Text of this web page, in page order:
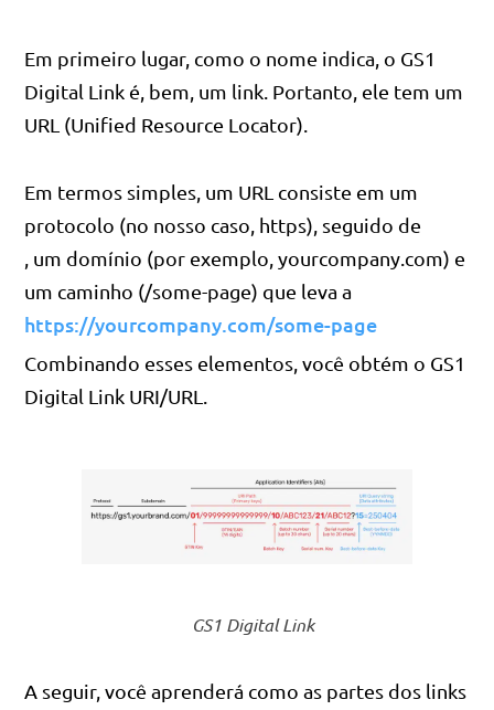
Em primeiro lugar, como o nome indica, o GS1
Digital Link é, bem, um link. Portanto, ele tem um
URL (Unified Resource Locator).
Em termos simples, um URL consiste em um
protocolo (no nosso caso, https), seguido de
, um domínio (por exemplo, yourcompany.com) e
um caminho (/some-page) que leva a
https://yourcompany.com/some-page
Combinando esses elementos, você obtém o GS1
Digital Link URI/URL.
GS1 Digital Link
A seguir, você aprenderá como as partes dos links